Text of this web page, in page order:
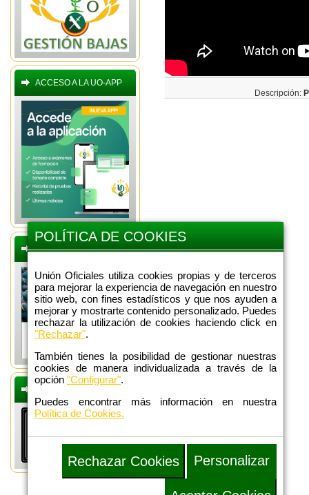
POLÍTICA DE COOKIES
Unión Oficiales utiliza cookies propias y de terceros
para mejorar la experiencia de navegación en nuestro
sitio web, con fines estadísticos y que nos ayuden a
mejorar y mostrarte contenido personalizado. Puedes
rechazar la utilización de cookies haciendo click en
"Rechazar".
También tienes la posibilidad de gestionar nuestras
cookies de manera individualizada a través de la
opción "Configurar".
Puedes encontrar más información en nuestra
Política de Cookies.
Rechazar Cookies Personalizar
ACCESO A LA UO-APP
BOLETINES OFERTAS
DEFENSA
Descripción: